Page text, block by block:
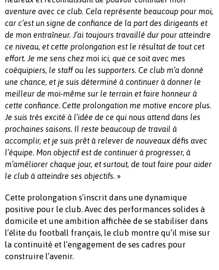
aventure avec ce club. Cela représente beaucoup pour moi,
car c’est un signe de confiance de la part des dirigeants et
de mon entraîneur. J’ai toujours travaillé dur pour atteindre
ce niveau, et cette prolongation est le résultat de tout cet
effort. Je me sens chez moi ici, que ce soit avec mes
coéquipiers, le staff ou les supporters. Ce club m’a donné
une chance, et je suis déterminé à continuer à donner le
meilleur de moi-même sur le terrain et faire honneur à
cette confiance. Cette prolongation me motive encore plus.
Je suis très excité à l’idée de ce qui nous attend dans les
prochaines saisons. Il reste beaucoup de travail à
accomplir, et je suis prêt à relever de nouveaux défis avec
l’équipe. Mon objectif est de continuer à progresser, à
m’améliorer chaque jour, et surtout, de tout faire pour aider
le club à atteindre ses objectifs. »
Cette prolongation s’inscrit dans une dynamique
positive pour le club. Avec des performances solides à
domicile et une ambition affichée de se stabiliser dans
l’élite du football français, le club montre qu’il mise sur
la continuité et l’engagement de ses cadres pour
construire l’avenir.